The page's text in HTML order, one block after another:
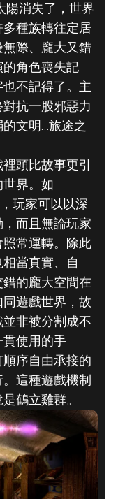
陽消失了，世界
種族轉往定居
際、龐大又錯
角色喪失記
不記得了。主
抗一股邪惡力
文明…旅途之
頭比故事更引
界。如
玩家可以以深
而且無論玩家
常運轉。除此
當真實、自
的龐大空間在
遊戲世界，故
非被分割成不
使用的手
序自由承接的
這種遊戲機制
鶴立雞群。